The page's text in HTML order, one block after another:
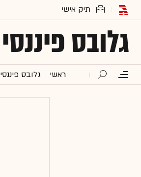
גלובס פיננסי
ראשי גלובס פיננסי